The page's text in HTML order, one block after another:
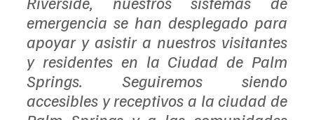
emergencia se han desplegado para
apoyar y asistir a nuestros visitantes
y residentes en la Ciudad de Palm
Springs. Seguiremos siendo
accesibles y receptivos a la ciudad de